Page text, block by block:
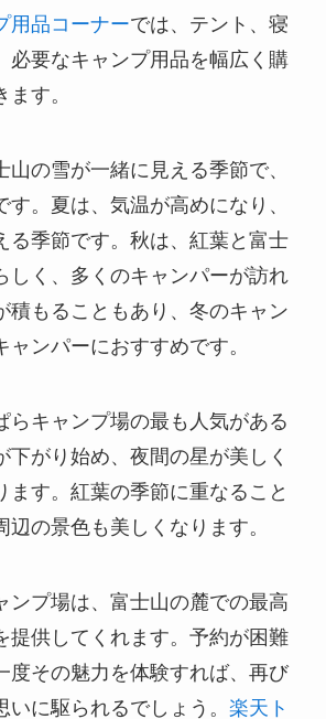
用品コーナーでは、テント、寝
必要なキャンプ用品を幅広く購
す。
の雪が一緒に見える季節で、
。夏は、気温が高めになり、
る季節です。秋は、紅葉と富士
しく、多くのキャンパーが訪れ
積もることもあり、冬のキャン
ャンパーにおすすめです。
らキャンプ場の最も人気がある
下がり始め、夜間の星が美しく
ます。紅葉の季節に重なること
辺の景色も美しくなります。
ンプ場は、富士山の麓での最高
提供してくれます。予約が困難
度その魅力を体験すれば、再び
に駆られるでしょう。 楽天ト